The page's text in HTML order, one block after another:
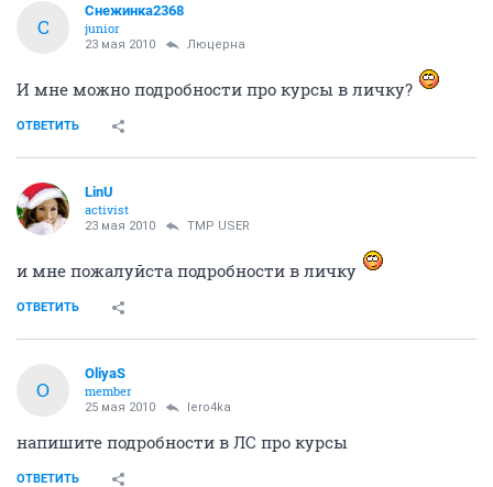
С
Снежинка2368
junior
23 мая 2010 Люцерна
И мне можно подробности про курсы в личку?
ОТВЕТИТЬ
LinU
activist
23 мая 2010 TMP USER
и мне пожалуйста подробности в личку
ОТВЕТИТЬ
O
OliyaS
member
25 мая 2010 lero4ka
напишите подробности в ЛС про курсы
ОТВЕТИТЬ